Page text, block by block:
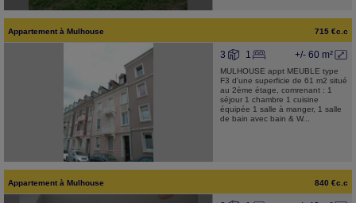
Appartement à Mulhouse 715 €c.c
+/- 60 m²
3 1
MULHOUSE appt MEUBLE type
F3 d'une superficie de 61 m2 situé
au 2ème étage, comrenant : 1
séjour 1 chambre 1 cuisine
équipée 1 salle à manger, 1 salle
de bain avec bain & W...
Appartement à Mulhouse 840 €c.c